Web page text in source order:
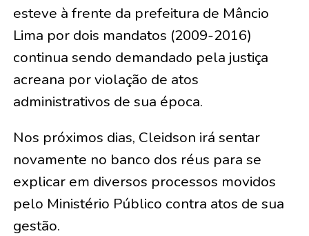
esteve à frente da prefeitura de Mâncio
Lima por dois mandatos (2009-2016)
continua sendo demandado pela justiça
acreana por violação de atos
administrativos de sua época.
Nos próximos dias, Cleidson irá sentar
novamente no banco dos réus para se
explicar em diversos processos movidos
pelo Ministério Público contra atos de sua
gestão.